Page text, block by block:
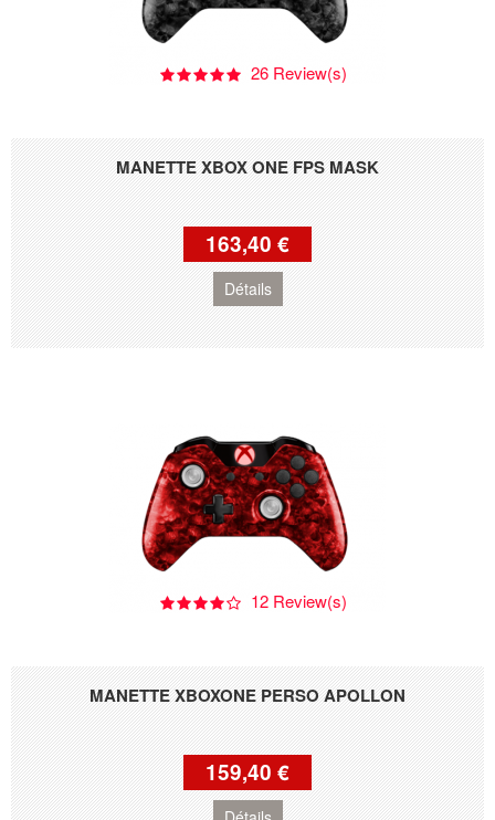
MANETTE XBOX ONE FPS MASK
26 Review(s)
163,40 €
Détails
MANETTE XBOXONE PERSO APOLLON
12 Review(s)
159,40 €